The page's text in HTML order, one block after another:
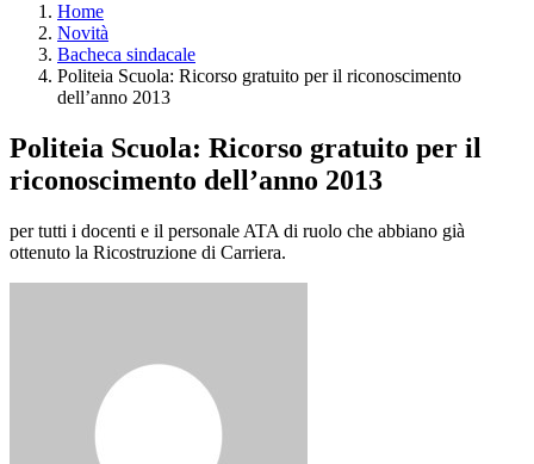
Home
Novità
Bacheca sindacale
Politeia Scuola: Ricorso gratuito per il riconoscimento
dell’anno 2013
Politeia Scuola: Ricorso gratuito per il
riconoscimento dell’anno 2013
per tutti i docenti e il personale ATA di ruolo che abbiano già
ottenuto la Ricostruzione di Carriera.